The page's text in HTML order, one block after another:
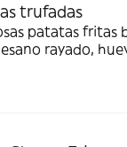
trufadas
patatas fritas
rayado,